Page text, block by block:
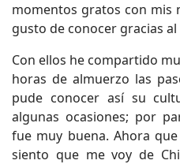
momentos gratos con mis
gusto de conocer gracias
Con ellos he compartido
horas de almuerzo las
pude conocer así su
algunas ocasiones; por
fue muy buena. Ahora
siento que me voy de